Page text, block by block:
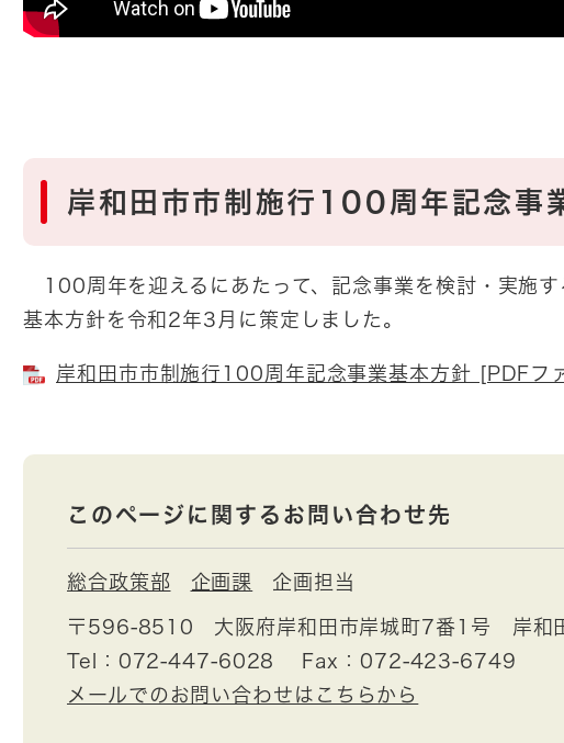
岸和田市市制施行100周年記念事
100周年を迎えるにあたって、記念事業を検討・実施す
基本方針を令和2年3月に策定しました。
岸和田市市制施行100周年記念事業基本方針 [PDFフ
このページに関するお問い合わせ先
総合政策部 企画課 企画担当
〒596-8510
大阪府岸和田市岸城町7番1号 岸和
Tel：072-447-6028
Fax：072-423-6749
メールでのお問い合わせはこちらから